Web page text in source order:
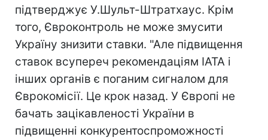
підтверджує У.Шульт-Штратхаус. Крім
того, Євроконтроль не може змусити
Україну знизити ставки. "Але підвищення
ставок всупереч рекомендаціям IATA і
інших органів є поганим сигналом для
Єврокомісії. Це крок назад. У Європі не
бачать зацікавленості України в
підвищенні конкурентоспроможності